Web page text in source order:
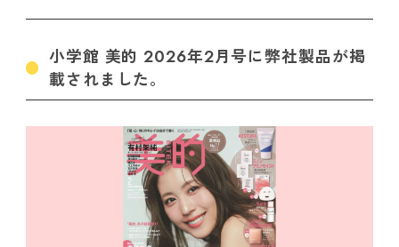
小学館 美的 2026年2月号に弊社製品が掲
載されました。